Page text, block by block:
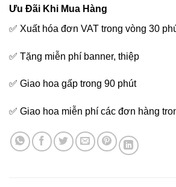
Ưu Đãi Khi Mua Hàng
✅ Xuất hóa đơn VAT trong vòng 30
✅ Tặng miễn phí banner, thiệp
✅ Giao hoa gấp trong 90 phút
✅ Giao hoa miễn phí các đơn hàng